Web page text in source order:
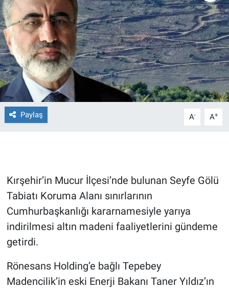
Paylaş A- A+
Kırşehir’in Mucur İlçesi’nde bulunan Seyfe Gölü
Tabiatı Koruma Alanı sınırlarının
Cumhurbaşkanlığı kararnamesiyle yarıya
indirilmesi altın madeni faaliyetlerini gündeme
getirdi.
Rönesans Holding’e bağlı Tepebey
Madencilik’in eski Enerji Bakanı Taner Yıldız’ın
Gerçeğin İzinde
Gün Başlıyor
Gün Bitiyor
Gün Ortası
Gündem Özel
Haber
Kimdir
Kültür Sanat